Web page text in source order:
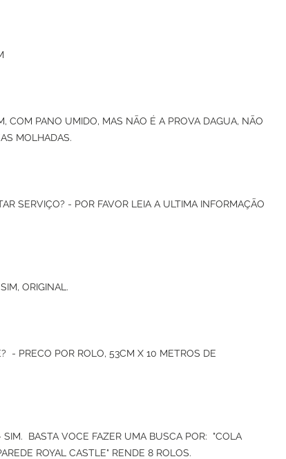
COM PANO UMIDO, MAS NÃO É A PROVA DAGUA, NÃO
MOLHADAS.
SERVIÇO? - POR FAVOR LEIA A ULTIMA INFORMAÇÃO
ORIGINAL.
- PRECO POR ROLO, 53CM X 10 METROS DE
SIM. BASTA VOCE FAZER UMA BUSCA POR: "COLA
ROYAL CASTLE" RENDE 8 ROLOS.